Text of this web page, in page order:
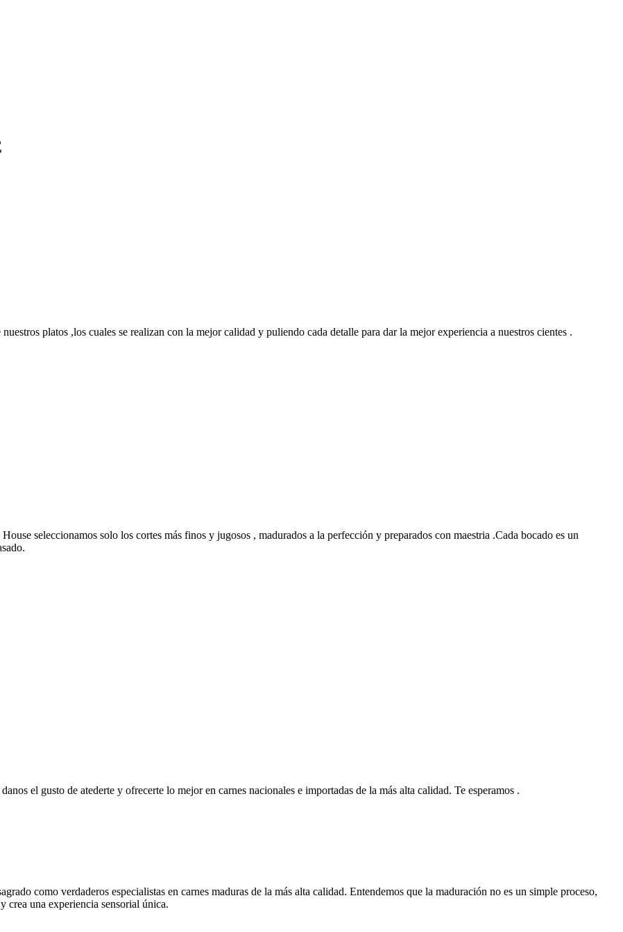
platos ,los cuales se realizan con la mejor calidad y puliendo cada detalle para dar la mejor experiencia a nuestros cientes .
seleccionamos solo los cortes más finos y jugosos , madurados a la perfección y preparados con maestria .Cada bocado es un
el gusto de atederte y ofrecerte lo mejor en carnes nacionales e importadas de la más alta calidad. Te esperamos .
como verdaderos especialistas en carnes maduras de la más alta calidad. Entendemos que la maduración no es un simple proceso,
crea una experiencia sensorial única.